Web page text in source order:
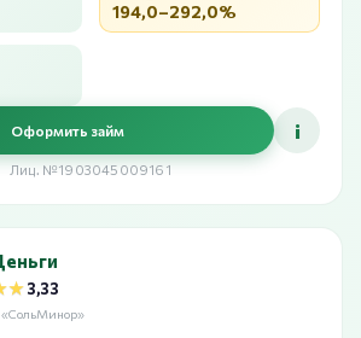
194,0–292,0%
Оформить займ i
Лиц. №1903045009161
3,33